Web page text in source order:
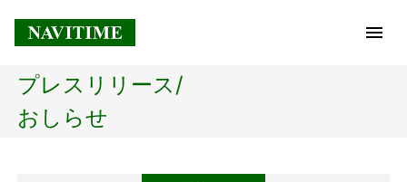
トップページ
プレスリリース/
おしらせ